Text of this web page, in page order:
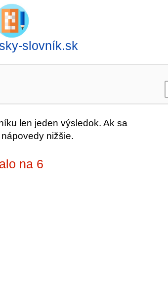
slovník.sk
len jeden výsledok. Ak sa
nižšie.
na 6